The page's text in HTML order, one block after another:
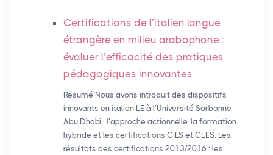
Certifications de l’italien langue
étrangère en milieu arabophone :
évaluer l’efficacité des pratiques
pédagogiques innovantes
Résumé Nous avons introduit des dispositifs
innovants en italien LE à l’Université Sorbonne
Abu Dhabi : l’approche actionnelle, la formation
hybride et les certifications CILS et CLES. Les
résultats des certifications 2013/2016 : les